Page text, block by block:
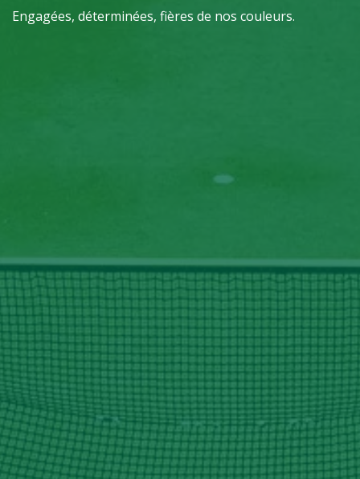
Engagées, déterminées, fières de nos couleurs.